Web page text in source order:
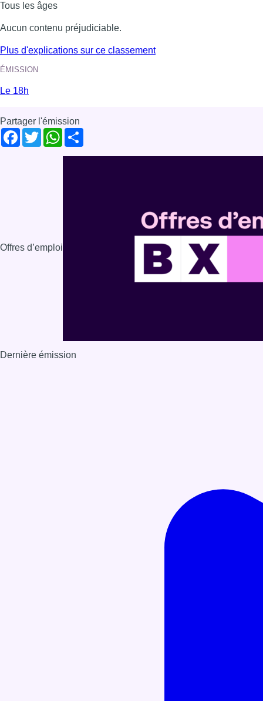
Tous les âges
Aucun contenu préjudiciable.
Plus d'explications sur ce classement
ÉMISSION
Le 18h
Partager l'émission
Facebook
TwitterWhatsApp
Offres d’emploi
Dernière émission